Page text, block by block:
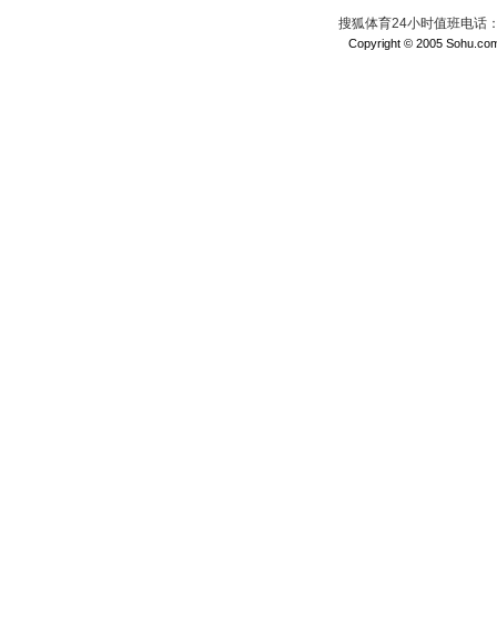
搜狐体育24小时值班电话
Copyright © 2005